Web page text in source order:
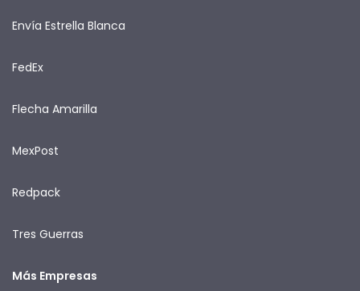
Envía Estrella Blanca
FedEx
Flecha Amarilla
MexPost
Redpack
Tres Guerras
Más Empresas